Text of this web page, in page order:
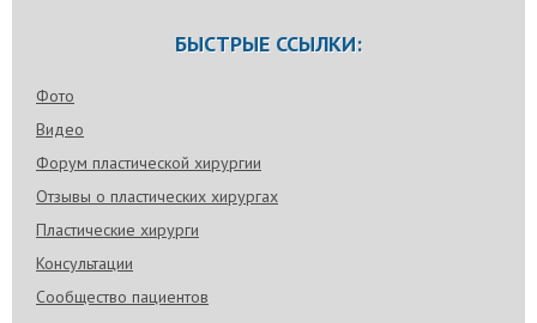
БЫСТРЫЕ ССЫЛКИ:
Фото
Видео
Форум пластической хирургии
Отзывы о пластических хирургах
Пластические хирурги
Консультации
Сообщество пациентов